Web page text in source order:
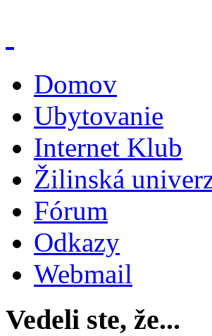
Domov
Ubytovanie
Internet Klub
Žilinská
Fórum
Odkazy
Webmail
Vedeli ste, že...